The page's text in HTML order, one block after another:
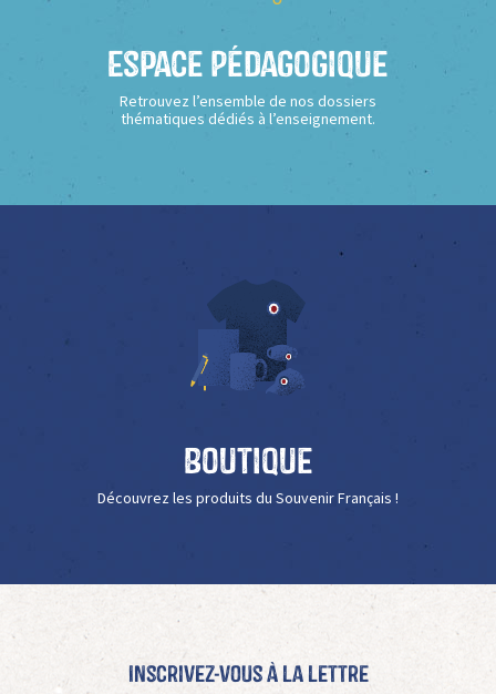
Espace Pédagogique
Retrouvez l’ensemble de nos dossiers
thématiques dédiés à l’enseignement.
Boutique
Découvrez les produits du Souvenir Français !
Inscrivez-vous à La Lettre